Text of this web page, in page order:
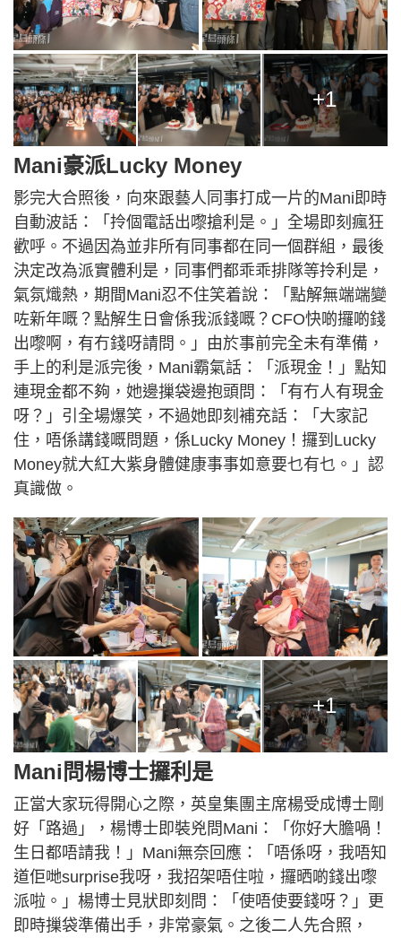
+1
Mani豪派Lucky Money
影完大合照後，向來跟藝人同事打成一片的Mani即時
自動波話：「拎個電話出嚟搶利是。」全場即刻瘋狂
歡呼。不過因為並非所有同事都在同一個群組，最後
決定改為派實體利是，同事們都乖乖排隊等拎利是，
氣氛熾熱，期間Mani忍不住笑着說：「點解無端端變
咗新年嘅？點解生日會係我派錢嘅？CFO快啲攞啲錢
出嚟啊，有冇錢呀請問。」由於事前完全未有準備，
手上的利是派完後，Mani霸氣話：「派現金！」點知
連現金都不夠，她邊摷袋邊抱頭問：「有冇人有現金
呀？」引全場爆笑，不過她即刻補充話：「大家記
住，唔係講錢嘅問題，係Lucky Money！攞到Lucky
Money就大紅大紫身體健康事事如意要乜有乜。」認
真識做。
+1
Mani問楊博士攞利是
正當大家玩得開心之際，英皇集團主席楊受成博士剛
好「路過」，楊博士即裝兇問Mani：「你好大膽喎！
生日都唔請我！」Mani無奈回應：「唔係呀，我唔知
道佢哋surprise我呀，我招架唔住啦，攞晒啲錢出嚟
派啦。」楊博士見狀即刻問：「使唔使要錢呀？」更
即時摷袋準備出手，非常豪氣。之後二人先合照，